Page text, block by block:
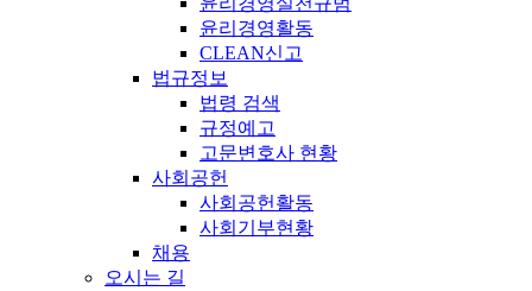
윤리경영활동
CLEAN신고
법규정보
법령 검색
규정예고
고문변호사 현황
사회공헌
사회공헌활동
사회기부현황
채용
오시는 길